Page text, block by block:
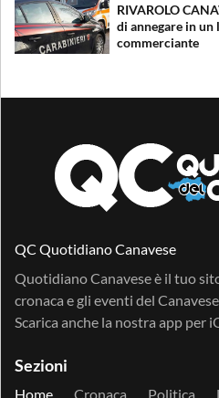
RIVAROLO
di annegare in un
commerciante
QC Quotidiano Canavese
Quotidiano Canavese è il tuo
cronaca e gli eventi del
Scarica anche la nostra app per
Sezioni
Home Cronaca Politica